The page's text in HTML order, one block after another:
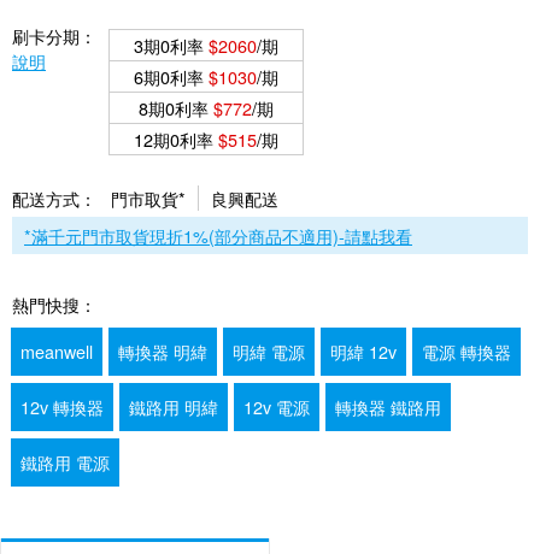
刷卡分期：
說明
3期0利率$2060/期
6期0利率$1030/期
8期0利率$772/期
12期0利率$515/期
配送方式： 門市取貨*
良興配送
*滿千元門市取貨現折1%(部分商品不適用)-請點我看
熱門快搜：
meanwell
轉換器 明緯 明緯 電源 明緯 12v 電源 轉換器
12v 轉換器 鐵路用 明緯 12v 電源 轉換器 鐵路用
鐵路用 電源